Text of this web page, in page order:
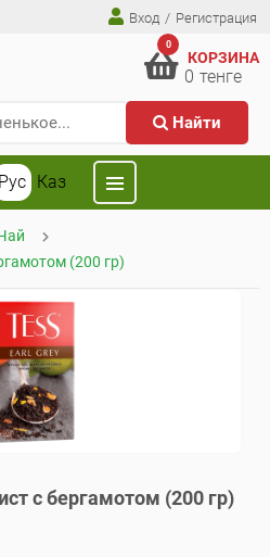
Вход / Регистрация
Найти
0
КОРЗИНА
0 тенге
Рус Каз
(200 гр)
с бергамотом (200 гр)